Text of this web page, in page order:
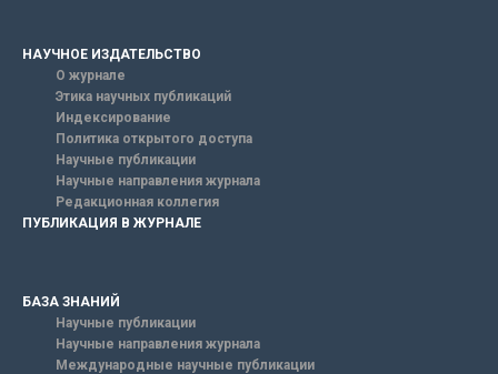
НАУЧНОЕ ИЗДАТЕЛЬСТВО
О журнале
Этика научных публикаций
Индексирование
Политика открытого доступа
Научные публикации
Научные направления журнала
Редакционная коллегия
ПУБЛИКАЦИЯ В ЖУРНАЛЕ
БАЗА ЗНАНИЙ
Научные публикации
Научные направления журнала
Международные научные публикации